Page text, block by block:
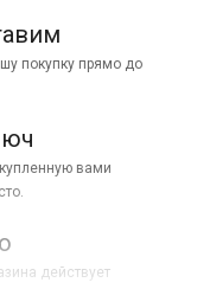
покупку прямо до
вами
действует